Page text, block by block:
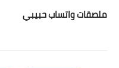
ملصقات واتساب حبيبي